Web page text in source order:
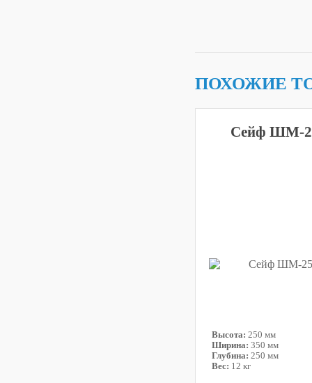
ПОХОЖИЕ
Сейф ШМ-
Высота: 250 мм
Ширина: 350 мм
Глубина: 250 мм
Вес: 12 кг